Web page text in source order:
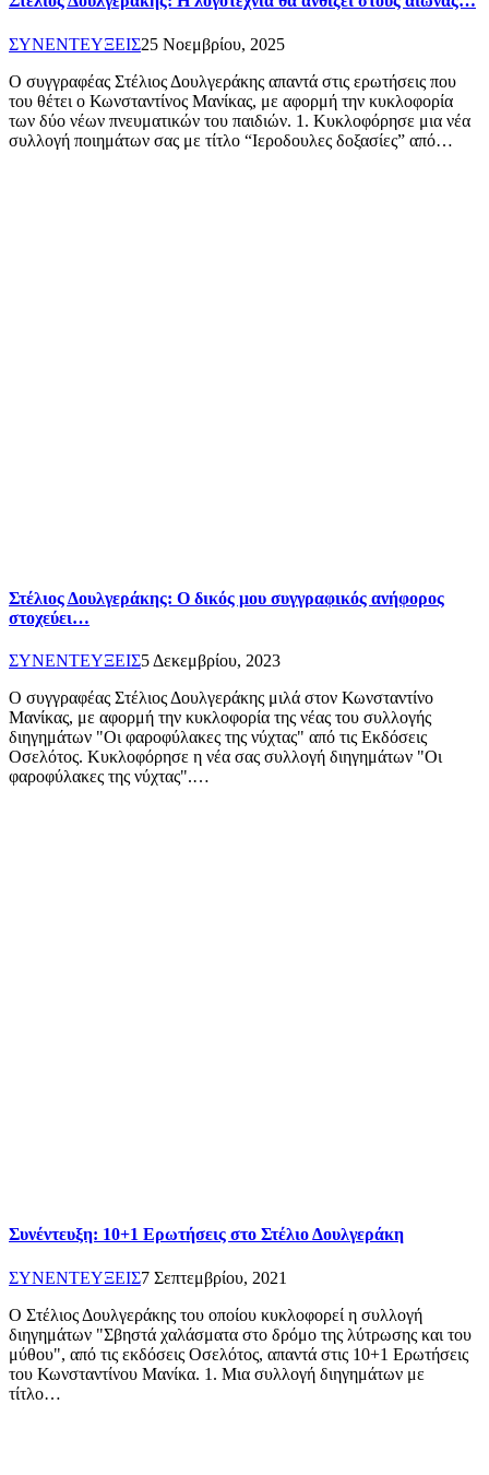
ΣΥΝΕΝΤΕΥΞΕΙΣ25 Νοεμβρίου, 2025
Ο συγγραφέας Στέλιος Δουλγεράκης απαντά στις ερωτήσεις που
του θέτει ο Κωνσταντίνος Μανίκας, με αφορμή την κυκλοφορία
των δύο νέων πνευματικών του παιδιών. 1. Κυκλοφόρησε μια νέα
συλλογή ποιημάτων σας με τίτλο “Ιεροδουλες δοξασίες” από…
Στέλιος Δουλγεράκης: Ο δικός μου συγγραφικός ανήφορος
στοχεύει…
ΣΥΝΕΝΤΕΥΞΕΙΣ5 Δεκεμβρίου, 2023
Ο συγγραφέας Στέλιος Δουλγεράκης μιλά στον Κωνσταντίνο
Μανίκας, με αφορμή την κυκλοφορία της νέας του συλλογής
διηγημάτων "Οι φαροφύλακες της νύχτας" από τις Εκδόσεις
Οσελότος. Κυκλοφόρησε η νέα σας συλλογή διηγημάτων "Οι
φαροφύλακες της νύχτας".…
Συνέντευξη: 10+1 Ερωτήσεις στο Στέλιο Δουλγεράκη
ΣΥΝΕΝΤΕΥΞΕΙΣ7 Σεπτεμβρίου, 2021
Ο Στέλιος Δουλγεράκης του οποίου κυκλοφορεί η συλλογή
διηγημάτων "Σβηστά χαλάσματα στο δρόμο της λύτρωσης και του
μύθου", από τις εκδόσεις Οσελότος, απαντά στις 10+1 Ερωτήσεις
του Κωνσταντίνου Μανίκα. 1. Μια συλλογή διηγημάτων με
τίτλο…